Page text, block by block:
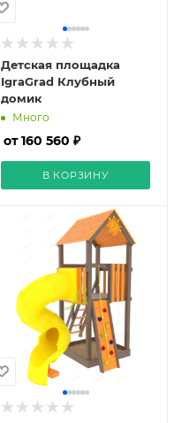
Детская площадка
IgraGrad Клубный
домик
Много
от 160 560 ₽
В КОРЗИНУ